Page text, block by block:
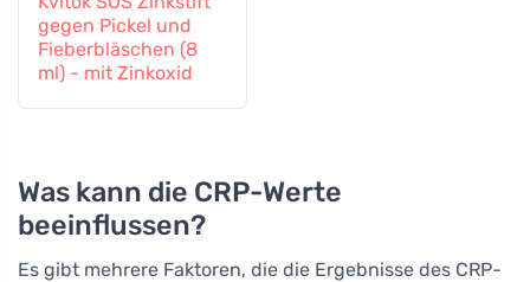
gegen Pickel und
Fieberbläschen (8
ml) - mit Zinkoxid
Was kann die CRP-Werte
beeinflussen?
Es gibt mehrere Faktoren, die die Ergebnisse des CRP-